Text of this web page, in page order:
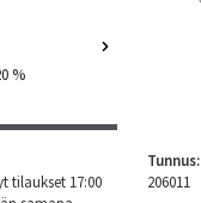
%
tilaukset 17:00
Tunnus:
206011